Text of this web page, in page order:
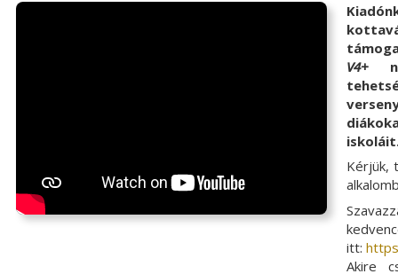
V4+
Kérjük,
itt:
Akire